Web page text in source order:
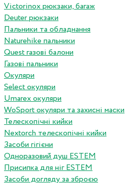
Victorinox рюкзаки, багаж
Deuter рюкзаки
Пальники та обладнання
Naturehike пальники
Quest газові балони
Газові пальники
Окуляри
Select окуляри
Umarex окуляри
WoSport окуляри та захисні маски
Телескопічні кийки
Nextorch телескопічні кийки
Засоби гігієни
Одноразовий душ ESTEM
Присипка для ніг ESTEM
Засоби догляду за зброєю